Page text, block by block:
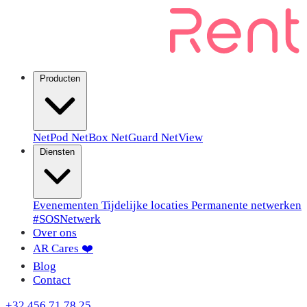
NetPod NetBox NetGuard NetView
Evenementen Tijdelijke locaties Permanente netwerken
#SOSNetwerk
Over ons
AR Cares ❤️
Blog
Contact